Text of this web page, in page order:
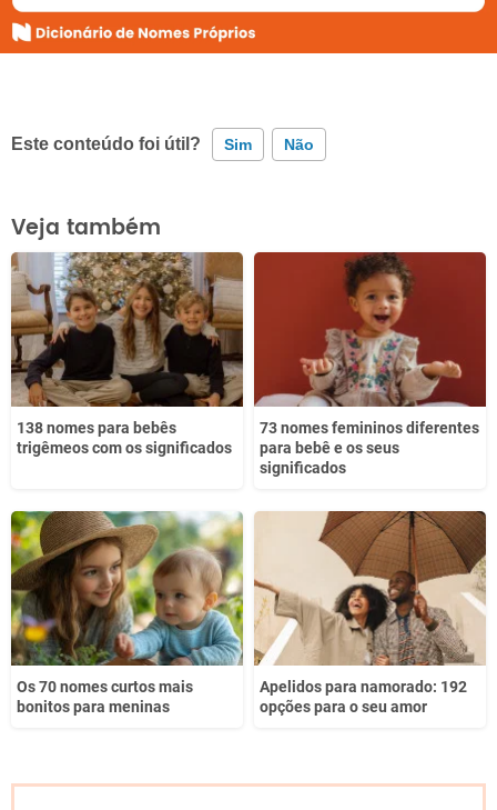
Este conteúdo foi útil? Sim Não
Este conteúdo contém informação incorreta
Este conteúdo não tem a informação que procuro
Outro
Veja também
138 nomes para bebês
trigêmeos com os significados
73 nomes femininos diferentes
para bebê e os seus
significados
Os 70 nomes curtos mais
bonitos para meninas
Apelidos para namorado: 192
opções para o seu amor